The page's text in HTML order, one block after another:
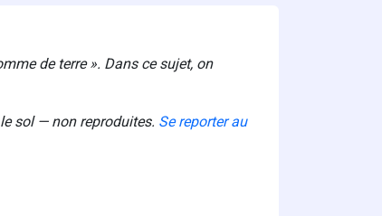
de terre ». Dans ce sujet, on
sol — non reproduites. Se reporter au